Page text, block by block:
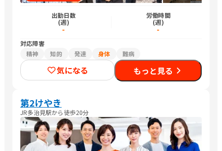
出勤日数
(週)
-
労働時間
(週)
-
対応障害
精神
知的 発達 身体 難病
気になる もっと見る
第2けやき
JR多治見駅から徒歩20分